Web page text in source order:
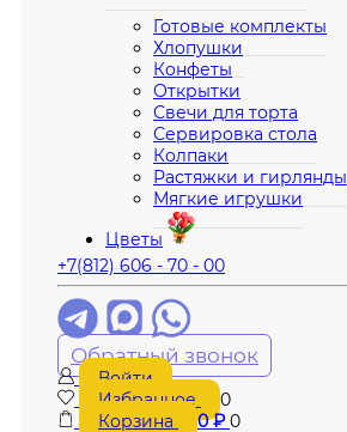
Готовые комплекты
Хлопушки
Конфеты
Открытки
Свечи для торта
Сервировка стола
Колпаки
Растяжки и гирлянды
Мягкие игрушки
Цветы
+7(812) 606 - 70 - 00
Обратный звонок
Войти
Избранное
0
Корзина
0₽ 0